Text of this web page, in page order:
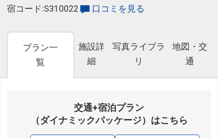
宿コード:S310022
口コミを見る
プラン一
覧
施設詳
細
写真ライブラ
リ
地図・交
通
交通+宿泊プラン
（ダイナミックパッケージ）はこちら